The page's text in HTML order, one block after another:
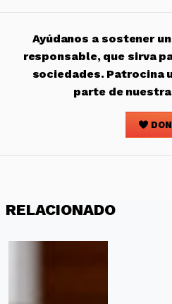
Ayúdanos a sostener
responsable, que sirva
sociedades. Patrocina
parte de
RELACIONADO